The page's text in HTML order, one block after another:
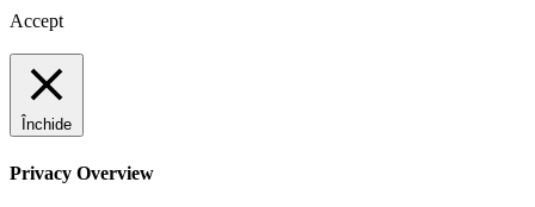
Accept
Închide
Privacy Overview